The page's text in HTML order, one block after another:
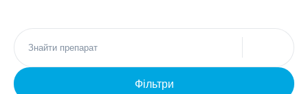
Неврологія
Фармаконагляд
Кар'єра Фільтри